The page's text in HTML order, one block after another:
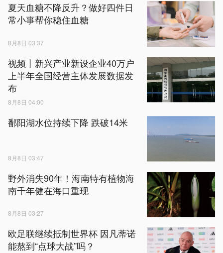
夏天血糖不降反升？做好四件日
常小事帮你稳住血糖
8月8日 03:37
视频丨新兴产业新设企业40万户
上半年全国经营主体发展数据发
布
8月8日 04:00
鄱阳湖水位持续下降 跌破14米
8月8日 03:47
野外消失90年！海南特有植物海
南千年健在海口重现
8月8日 03:27
欧足联继续抵制世界杯 因凡蒂诺
能熬到“点球大战”吗？